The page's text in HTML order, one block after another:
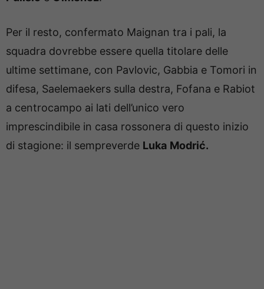
Per il resto, confermato Maignan tra i pali, la
squadra dovrebbe essere quella titolare delle
ultime settimane, con Pavlovic, Gabbia e Tomori in
difesa, Saelemaekers sulla destra, Fofana e Rabiot
a centrocampo ai lati dell’unico vero
imprescindibile in casa rossonera di questo inizio
di stagione: il sempreverde Luka Modrić.